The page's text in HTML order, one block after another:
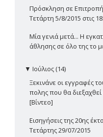
Πρόσκληση σε
Τετάρτη 5/8/2015 στις
Μία γενιά μετά... Η
άθλησης σε όλο της το
▼ Ιούλιος (14)
Ξεκινάνε οι εγγραφές
πολης που θα διεξαχθεί
[Βίντεο]
Εισηγήσεις της 20ης
Τετάρτης 29/07/2015